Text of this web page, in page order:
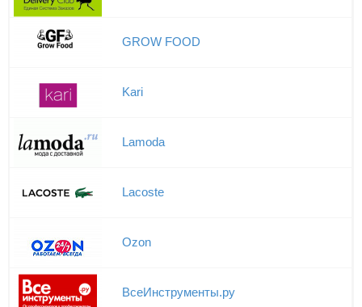
GROW FOOD
Kari
Lamoda
Lacoste
Ozon
ВсеИнструменты.ру